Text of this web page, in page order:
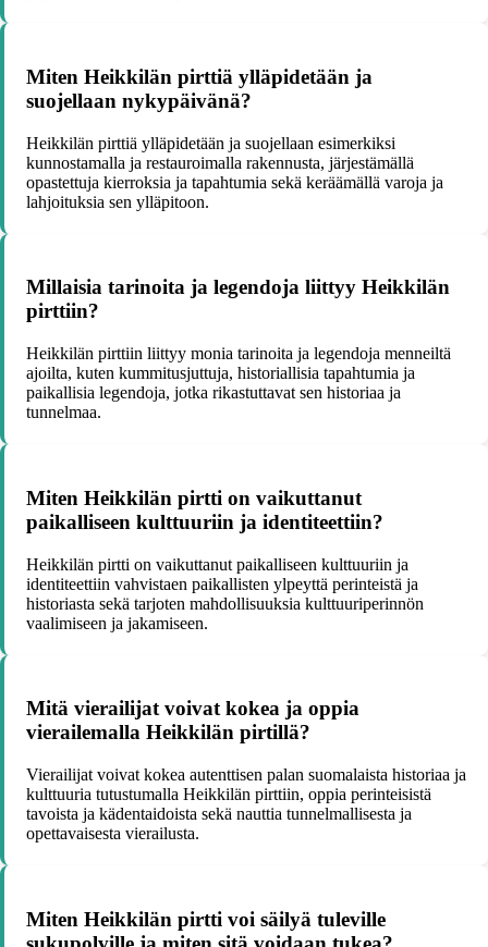
Miten Heikkilän pirttiä ylläpidetään ja
suojellaan nykypäivänä?
Heikkilän pirttiä ylläpidetään ja suojellaan esimerkiksi
kunnostamalla ja restauroimalla rakennusta, järjestämällä
opastettuja kierroksia ja tapahtumia sekä keräämällä varoja ja
lahjoituksia sen ylläpitoon.
Millaisia tarinoita ja legendoja liittyy Heikkilän
pirttiin?
Heikkilän pirttiin liittyy monia tarinoita ja legendoja menneiltä
ajoilta, kuten kummitusjuttuja, historiallisia tapahtumia ja
paikallisia legendoja, jotka rikastuttavat sen historiaa ja
tunnelmaa.
Miten Heikkilän pirtti on vaikuttanut
paikalliseen kulttuuriin ja identiteettiin?
Heikkilän pirtti on vaikuttanut paikalliseen kulttuuriin ja
identiteettiin vahvistaen paikallisten ylpeyttä perinteistä ja
historiasta sekä tarjoten mahdollisuuksia kulttuuriperinnön
vaalimiseen ja jakamiseen.
Mitä vierailijat voivat kokea ja oppia
vierailemalla Heikkilän pirtillä?
Vierailijat voivat kokea autenttisen palan suomalaista historiaa ja
kulttuuria tutustumalla Heikkilän pirttiin, oppia perinteisistä
tavoista ja kädentaidoista sekä nauttia tunnelmallisesta ja
opettavaisesta vierailusta.
Miten Heikkilän pirtti voi säilyä tuleville